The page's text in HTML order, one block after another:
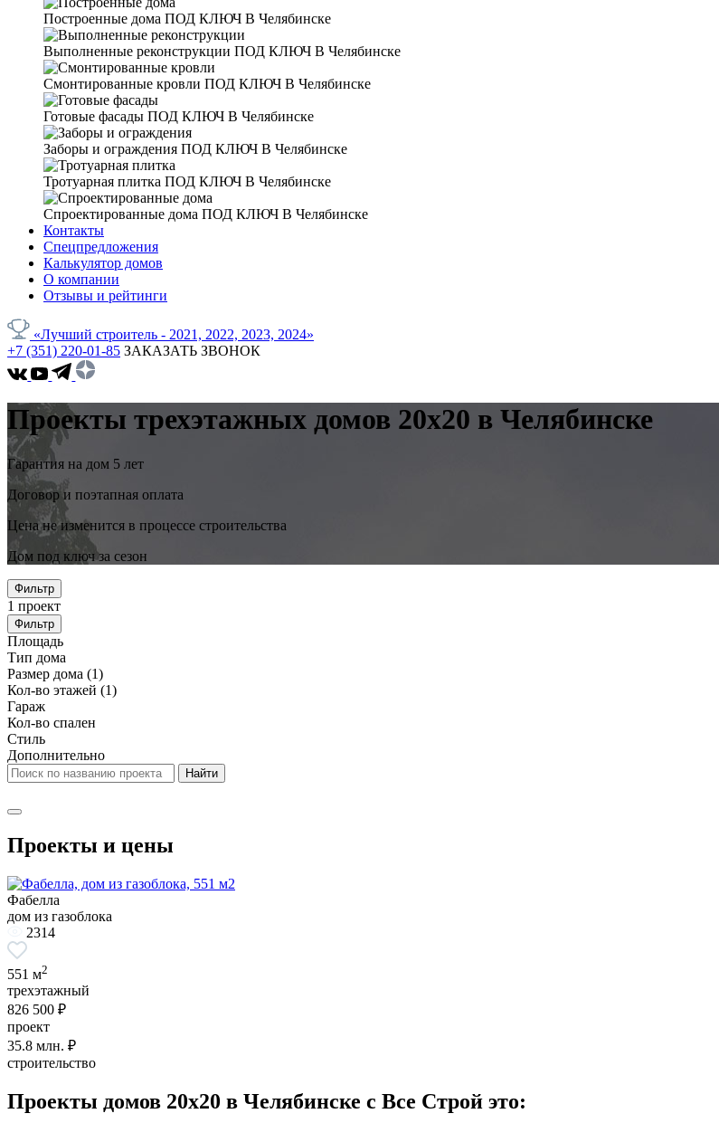
Построенные дома ПОД КЛЮЧ В Челябинске
Выполненные реконструкции ПОД КЛЮЧ В Челябинске
Смонтированные кровли ПОД КЛЮЧ В Челябинске
Готовые фасады ПОД КЛЮЧ В Челябинске
Заборы и ограждения ПОД КЛЮЧ В Челябинске
Тротуарная плитка ПОД КЛЮЧ В Челябинске
Спроектированные дома ПОД КЛЮЧ В Челябинске
Контакты
Спецпредложения
Калькулятор домов
О компании
Отзывы и рейтинги
«Лучший строитель - 2021, 2022, 2023, 2024»
+7 (351) 220-01-85 ЗАКАЗАТЬ ЗВОНОК
Проекты трехэтажных домов 20x20 в Челябинске
Гарантия на дом 5 лет
Договор и поэтапная оплата
Цена не изменится в процессе строительства
Дом под ключ за сезон
Фильтр
1 проект
Фильтр
Площадь
Тип дома
Размер дома (1)
Кол-во этажей (1)
Гараж
Кол-во спален
Стиль
Дополнительно
Проекты и цены
Фабелла
дом из газоблока
2314
551 м2
трехэтажный
826 500 ₽
проект
35.8 млн. ₽
строительство
Проекты домов 20x20 в Челябинске с Все Строй это: